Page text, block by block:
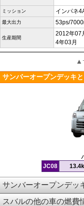
ミッション インパネ
最大出力 53ps/
生産期間
2012年07
4年03月
▲
サンバーオープンデッキ
JC08
サンバーオープンデッ
スバルの他の車の燃費